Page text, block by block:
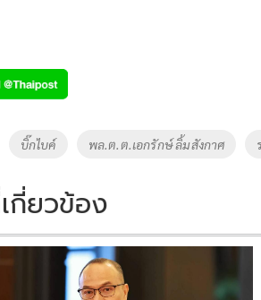
บิ๊กไบค์ พล.ต.ต.เอกรักษ์ ลิ้มสังกาศ
กี่ยวข้อง